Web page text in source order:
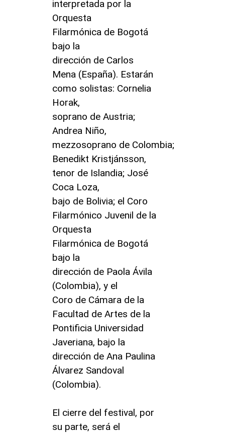
interpretada por la
Orquesta
Filarmónica de Bogotá
bajo la
dirección de Carlos
Mena (España). Estarán
como solistas: Cornelia
Horak,
soprano de Austria;
Andrea Niño,
mezzosoprano de Colombia;
Benedikt Kristjánsson,
tenor de Islandia; José
Coca Loza,
bajo de Bolivia; el Coro
Filarmónico Juvenil de la
Orquesta
Filarmónica de Bogotá
bajo la
dirección de Paola Ávila
(Colombia), y el
Coro de Cámara de la
Facultad de Artes de la
Pontificia Universidad
Javeriana, bajo la
dirección de Ana Paulina
Álvarez Sandoval
(Colombia).
El cierre del festival, por
su parte, será el